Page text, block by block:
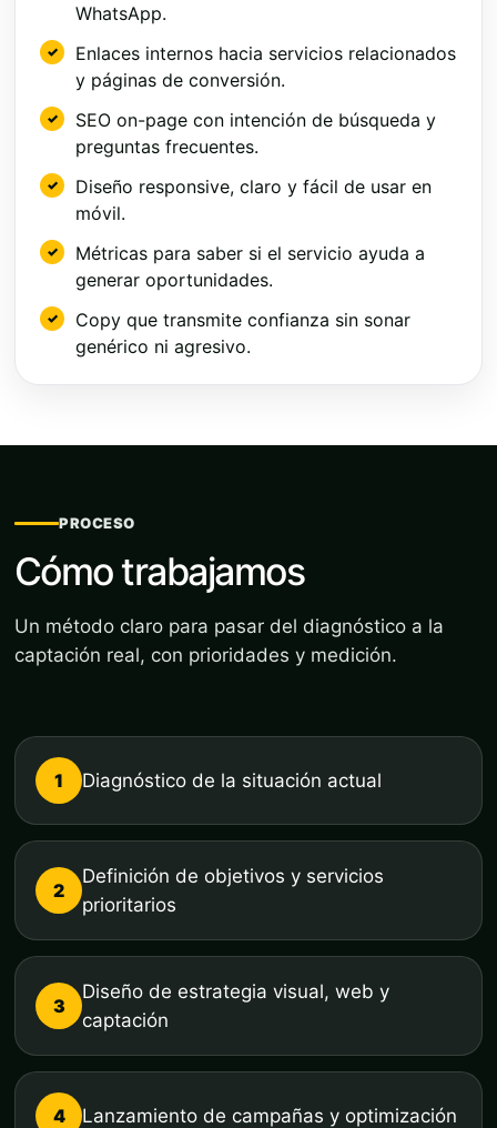
WhatsApp.
Enlaces internos hacia servicios relacionados
y páginas de conversión.
SEO on-page con intención de búsqueda y
preguntas frecuentes.
Diseño responsive, claro y fácil de usar en
móvil.
Métricas para saber si el servicio ayuda a
generar oportunidades.
Copy que transmite confianza sin sonar
genérico ni agresivo.
PROCESO
Cómo trabajamos
Un método claro para pasar del diagnóstico a la
captación real, con prioridades y medición.
1 Diagnóstico de la situación actual
2
Definición de objetivos y servicios
prioritarios
3
Diseño de estrategia visual, web y
captación
4 Lanzamiento de campañas y optimización